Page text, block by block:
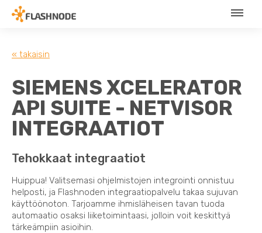
« takaisin
SIEMENS XCELERATOR
API SUITE - NETVISOR
INTEGRAATIOT
Tehokkaat integraatiot
Huippua! Valitsemasi ohjelmistojen integrointi onnistuu
helposti, ja Flashnoden integraatiopalvelu takaa sujuvan
käyttöönoton. Tarjoamme ihmisläheisen tavan tuoda
automaatio osaksi liiketoimintaasi, jolloin voit keskittyä
tärkeämpiin asioihin.